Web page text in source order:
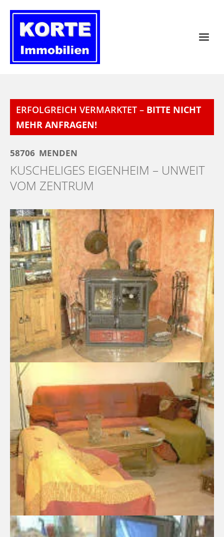
Inhalt
springen
ERFOLGREICH VERMARKTET – BITTE NICHT
MEHR ANFRAGEN!
58706 MENDEN
KUSCHELIGES EIGENHEIM – UNWEIT
VOM ZENTRUM